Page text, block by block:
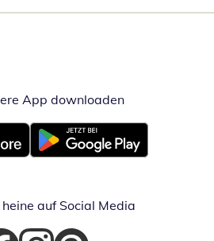
App downloadenÖffnet in
Fenster
Öffnet in neuem Fenster
heine auf Social Media